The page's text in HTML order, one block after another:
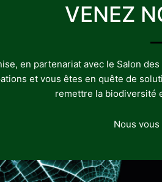
VENEZ
en partenariat avec le Salon
et vous êtes en quête de
remettre la biodiversité
Nous